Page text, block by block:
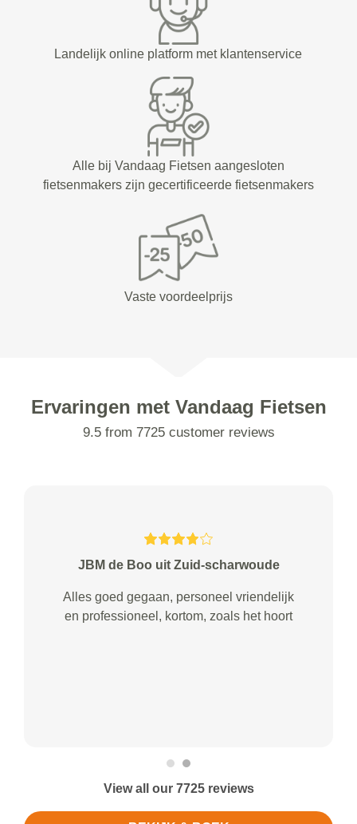
Landelijk online platform met klantenservice
Alle bij Vandaag Fietsen aangesloten
fietsenmakers zijn gecertificeerde fietsenmakers
Vaste voordeelprijs
Ervaringen met Vandaag Fietsen
9.5 from 7725 customer reviews
JBM de Boo uit Zuid-scharwoude
Alles goed gegaan, personeel vriendelijk
en professioneel, kortom, zoals het hoort
View all our 7725 reviews